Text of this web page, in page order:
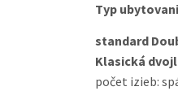
Typ
standard
Klasická
počet izieb: